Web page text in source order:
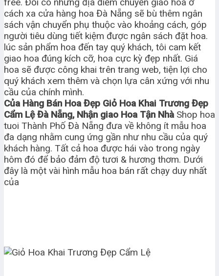
cách xa cửa hàng hoa Đà Nẵng sẽ bù thêm ngân
sách vận chuyển phụ thuộc vào khoảng cách, góp
người tiêu dùng tiết kiệm được ngân sách đặt hoa.
lúc sản phẩm hoa đến tay quý khách, tôi cam kết
giao hoa đúng kích cỡ, hoa cực kỳ đẹp nhất. Giá
hoa sẽ được công khai trên trang web, tiện lợi cho
quý khách xem thêm và chọn lựa cân xứng với nhu
cầu của chính mình.
Của Hàng Bán Hoa Đẹp Giỏ Hoa Khai Trương Đẹp
Cẩm Lệ Đà Nẵng, Nhận giao Hoa Tận Nhà Shop hoa
tuoi Thành Phố Đà Nẵng đưa về không ít mẫu hoa
đa dạng nhằm cung ứng gần như nhu cầu của quý
khách hàng. Tất cả hoa được hái vào trong ngày
hôm đó để bảo đảm độ tươi & hương thơm. Dưới
đây là một vài hình mẫu hoa bán rất chạy duy nhất
của